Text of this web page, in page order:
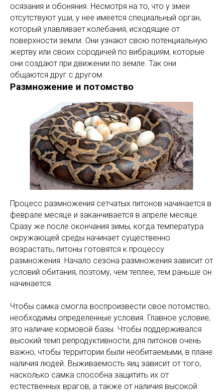
осязания и обоняния. Несмотря на то, что у змеи
отсутствуют уши, у нее имеется специальный орган,
который улавливает колебания, исходящие от
поверхности земли. Они узнают свою потенциальную
жертву или своих сородичей по вибрациям, которые
они создают при движении по земле. Так они
общаются друг с другом.
Размножение и потомство
Процесс размножения сетчатых питонов начинается в
феврале месяце и заканчивается в апреле месяце.
Сразу же после окончания зимы, когда температура
окружающей среды начинает существенно
возрастать, питоны готовятся к процессу
размножения. Начало сезона размножения зависит от
условий обитания, поэтому, чем теплее, тем раньше он
начинается.
Чтобы самка смогла воспроизвести свое потомство,
необходимы определенные условия. Главное условие,
это наличие кормовой базы. Чтобы поддерживался
высокий темп репродуктивности, для питонов очень
важно, чтобы территории были необитаемыми, в плане
наличия людей. Выживаемость яиц зависит от того,
насколько самка способна защитить их от
естественных врагов, а также от наличия высокой